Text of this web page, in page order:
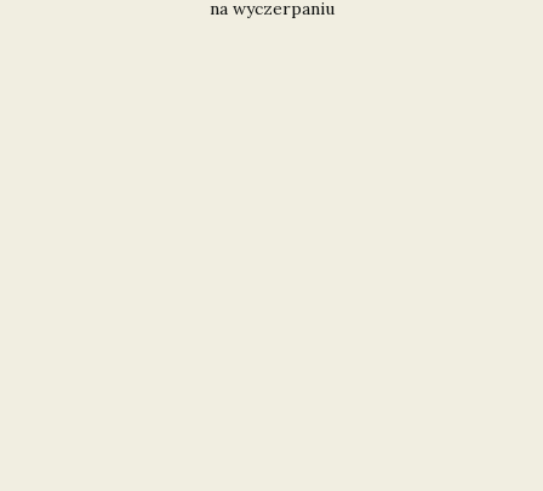
na wyczerpaniu